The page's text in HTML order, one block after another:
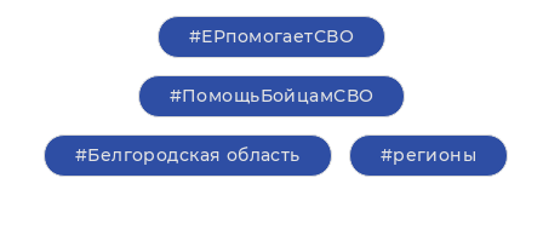
#ЕРпомогаетСВО
#ПомощьБойцамСВО
#Белгородская область #регионы